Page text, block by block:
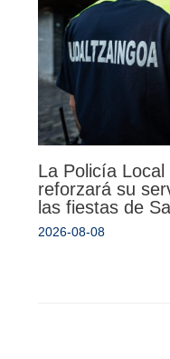
La Policía Local
reforzará su
las fiestas de
2026-08-08